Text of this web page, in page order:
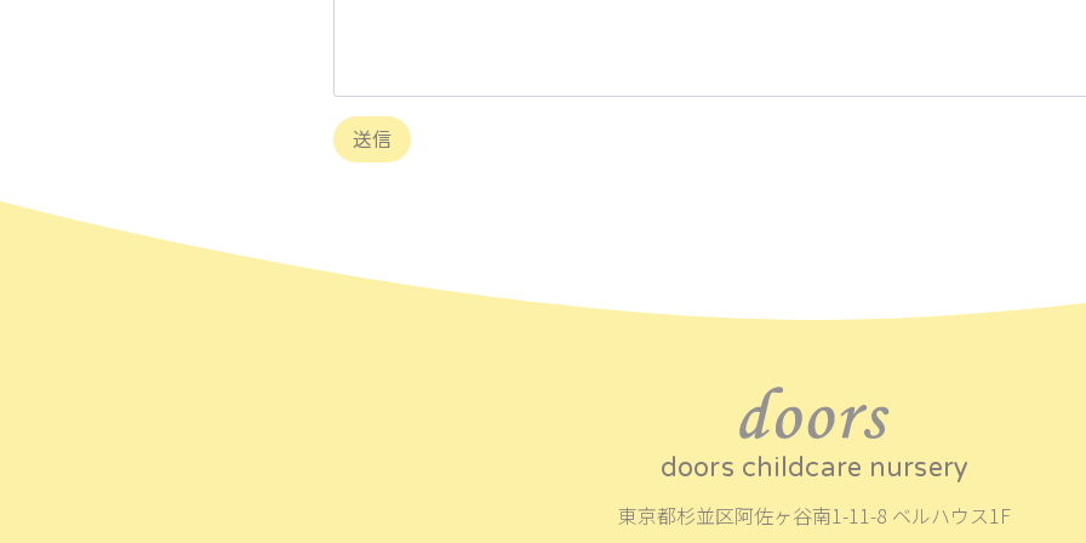
doors childcare nursery
東京都杉並区阿佐ヶ谷南1-11-8 ベルハウス1F